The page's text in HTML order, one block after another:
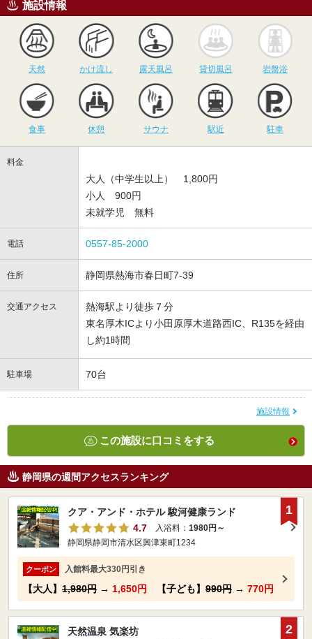
施設情報
天然
かけ流し
かけ流し
露天風呂
露天風呂
貸切風呂
貸切風呂 岩盤浴
食事 休憩
サウナ
サウナ 駅近 駐車
料金
大人（中学生以上） 1,800円
小人 900円
未就学児 無料
電話 0557-85-2000
住所 静岡県熱海市春日町7-39
交通アクセス
熱海駅より徒歩７分
東名厚木ICより小田原厚木道路西IC、R135を経由
し約1時間
駐車場 70台
施設情報
この施設に口コミをする
静岡県の週間アクセスランキング
クア・アンド・ホテル 駿河健康ランド
4.7
入浴料： 1980円～
静岡県静岡市清水区興津東町1234
クーポン 入館料最大330円引き
【大人】 1,980円 → 1,650円 【子ども】 990円 → 770円
1
天然温泉 気楽坊
2